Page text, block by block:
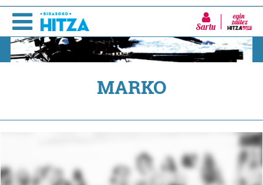
Sartu
MARKO